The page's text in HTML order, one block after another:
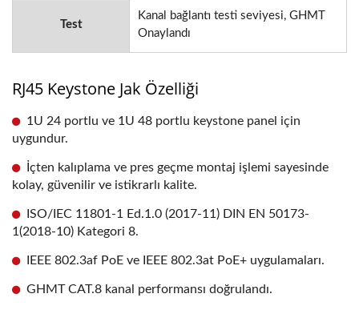
Test
Kanal bağlantı testi seviyesi, GHMT
Onaylandı
RJ45 Keystone Jak Özelliği
1U 24 portlu ve 1U 48 portlu keystone panel için
uygundur.
İçten kalıplama ve pres geçme montaj işlemi sayesinde
kolay, güvenilir ve istikrarlı kalite.
ISO/IEC 11801-1 Ed.1.0 (2017-11) DIN EN 50173-
1(2018-10) Kategori 8.
IEEE 802.3af PoE ve IEEE 802.3at PoE+ uygulamaları.
GHMT CAT.8 kanal performansı doğrulandı.